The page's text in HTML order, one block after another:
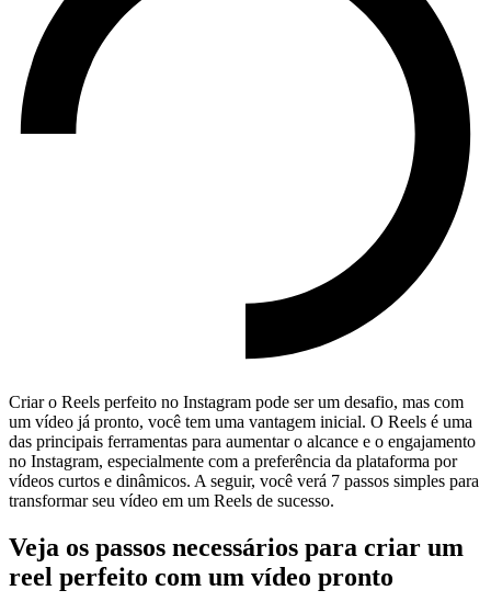
Criar o Reels perfeito no Instagram pode ser um desafio, mas com
um vídeo já pronto, você tem uma vantagem inicial. O Reels é uma
das principais ferramentas para aumentar o alcance e o engajamento
no Instagram, especialmente com a preferência da plataforma por
vídeos curtos e dinâmicos. A seguir, você verá 7 passos simples para
transformar seu vídeo em um Reels de sucesso.
Veja os passos necessários para criar um
reel perfeito com um vídeo pronto